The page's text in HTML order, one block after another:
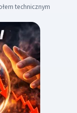
technicznym